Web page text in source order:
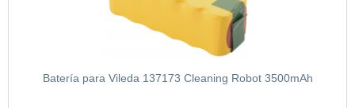
Batería para Vileda 137173 Cleaning Robot 3500mAh